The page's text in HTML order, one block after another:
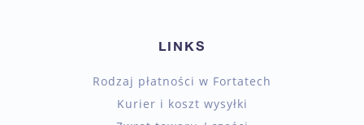
LINKS
Rodzaj płatności w Fortatech
Kurier i koszt wysyłki